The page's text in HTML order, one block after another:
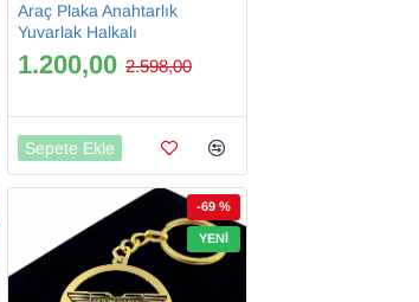
Araç Plaka Anahtarlık
Yuvarlak Halkalı
1.200,00 2.598,00
Sepete Ekle
YENI
-69 %